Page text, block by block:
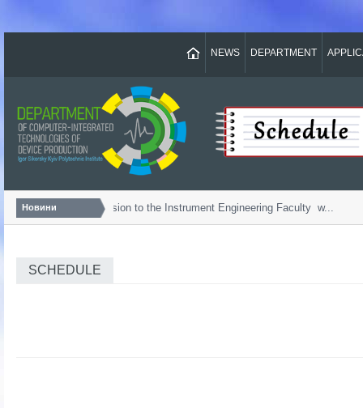
NEWS DEPARTMENT
Новини Admission to the Instrument Engineering Faculty w...
SCHEDULE